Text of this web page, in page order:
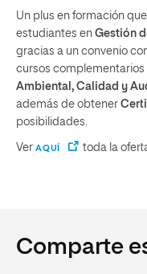
Un plus en formación
estudiantes en Gestión
gracias a un convenio
cursos complementarios
Ambiental, Calidad y
además de obtener
posibilidades.
Ver AQUÍ toda la
Comparte